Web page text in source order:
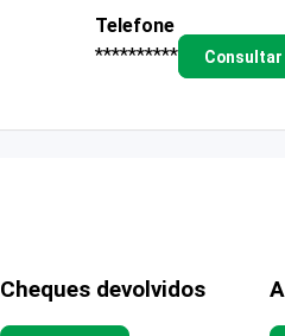
Telefone
**********
Consultar
Cheques devolvidos